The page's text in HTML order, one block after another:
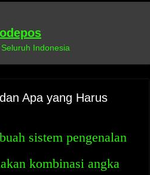
Indonesia
Apa yang Harus
sistem pengenalan
kombinasi angka